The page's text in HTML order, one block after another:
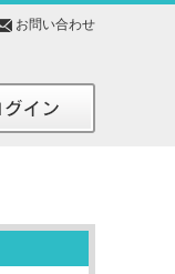
お問い合わせ